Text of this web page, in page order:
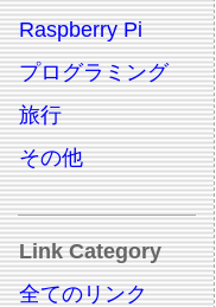
Raspberry Pi
プログラミング
旅行
その他
Link Category
全てのリンク